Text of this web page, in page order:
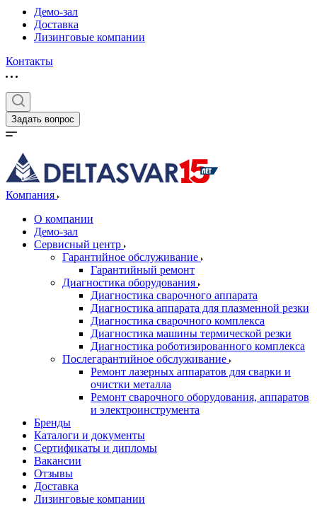
Демо-зал
Доставка
Лизинговые компании
Контакты
Задать вопрос
Компания
О компании
Демо-зал
Сервисный центр
Гарантийное обслуживание
Гарантийный ремонт
Диагностика оборудования
Диагностика сварочного аппарата
Диагностика аппарата для плазменной резки
Диагностика сварочного комплекса
Диагностика машины термической резки
Диагностика роботизированного комплекса
Послегарантийное обслуживание
Ремонт лазерных аппаратов для сварки и
очистки металла
Ремонт сварочного оборудования, аппаратов
и электроинструмента
Бренды
Каталоги и документы
Сертификаты и дипломы
Вакансии
Отзывы
Доставка
Лизинговые компании